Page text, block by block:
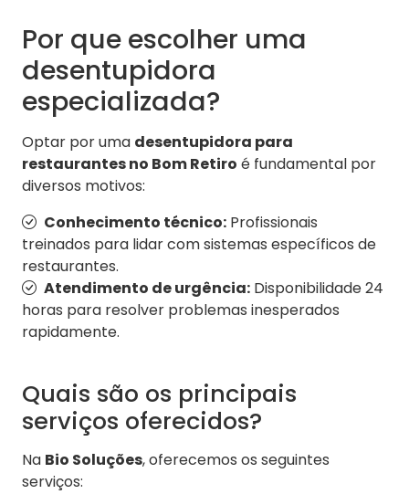
Por que escolher uma
desentupidora
especializada?
Optar por uma desentupidora para
restaurantes no Bom Retiro é fundamental por
diversos motivos:
Conhecimento técnico: Profissionais
treinados para lidar com sistemas específicos de
restaurantes.
Atendimento de urgência: Disponibilidade 24
horas para resolver problemas inesperados
rapidamente.
Quais são os principais
serviços oferecidos?
Na Bio Soluções, oferecemos os seguintes
serviços: